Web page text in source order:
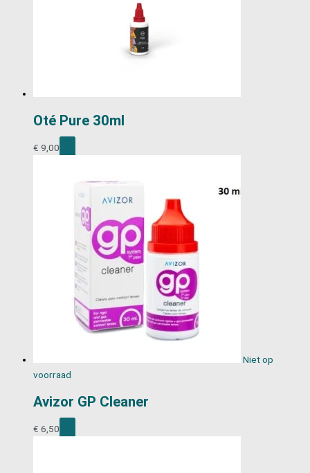
Oté Pure 30ml
€ 9,00
Niet op
voorraad
Avizor GP Cleaner
€ 6,50